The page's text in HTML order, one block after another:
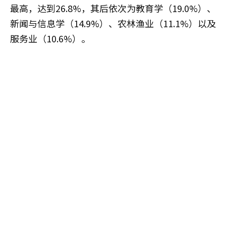
最高，达到26.8%，其后依次为教育学（19.0%）、
新闻与信息学（14.9%）、农林渔业（11.1%）以及
服务业（10.6%）。